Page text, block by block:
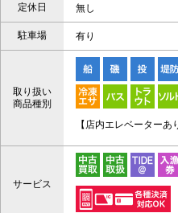
定休日 無し
駐車場 有り
取り扱い
商品種別
【店内エレベーターあ
サービス